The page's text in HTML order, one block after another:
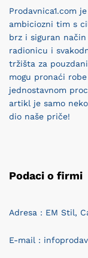
Prodavnica1.com
ambiciozni tim s
brz i siguran
radionicu i
tržišta za
mogu pronaći
jednostavnom
artikl je samo
dio naše priče!
Podaci o firmi
Adresa : EM Stil,
E-mail :